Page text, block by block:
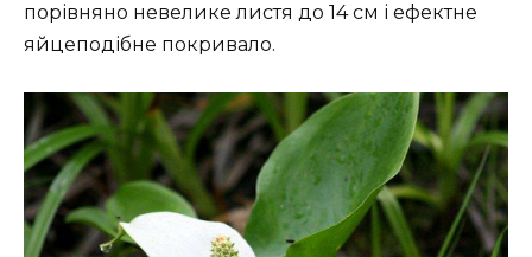
порівняно невелике листя до 14 см і ефектне
яйцеподібне покривало.